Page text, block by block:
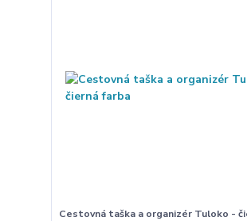
Cestovná taška a organizér Tuloko -